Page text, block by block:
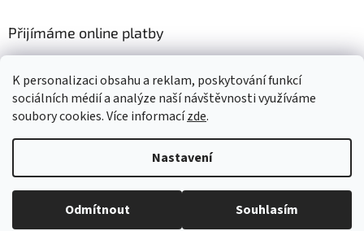
K personalizaci obsahu a reklam, poskytování funkcí
sociálních médií a analýze naší návštěvnosti využíváme
soubory cookies. Více informacízde.
Nastavení
Odmítnout Souhlasím
Přijímáme online platby
Copyright 2026IQ-UV.cz. Všechna práva vyhrazena.Upravit